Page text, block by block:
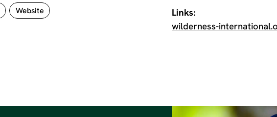
Website
Links:
wilderness-